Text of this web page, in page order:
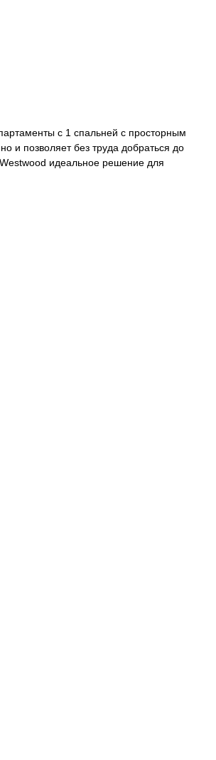
с 1 спальней с просторным
и позволяет без труда добраться до
идеальное решение для